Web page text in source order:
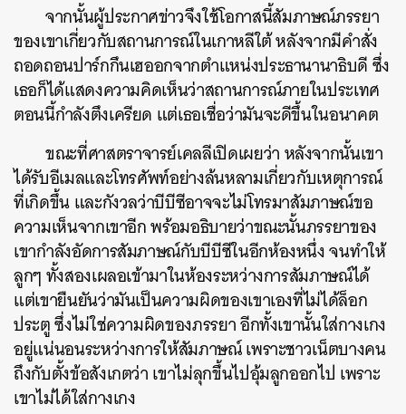
จากนั้นผู้ประกาศข่าวจึงใช้โอกาสนี้สัมภาษณ์ภรรยา
ของเขาเกี่ยวกับสถานการณ์ในเกาหลีใต้ หลังจากมีคำสั่ง
ถอดถอนปาร์กกึนเฮออกจากตำแหน่งประธานานาธิบดี ซึ่ง
เธอก็ได้แสดงความคิดเห็นว่าสถานการณ์ภายในประเทศ
ตอนนี้กำลังตึงเครียด แต่เธอเชื่อว่ามันจะดีขึ้นในอนาคต
ขณะที่ศาสตราจารย์เคลลีเปิดเผยว่า หลังจากนั้นเขา
ได้รับอีเมลและโทรศัพท์อย่างล้นหลามเกี่ยวกับเหตุการณ์
ที่เกิดขึ้น และกังวลว่าบีบีซีอาจจะไม่โทรมาสัมภาษณ์ขอ
ความเห็นจากเขาอีก พร้อมอธิบายว่าขณะนั้นภรรยาของ
เขากำลังอัดการสัมภาษณ์กับบีบีซีในอีกห้องหนึ่ง จนทำให้
ลูกๆ ทั้งสองเผลอเข้ามาในห้องระหว่างการสัมภาษณ์ได้
แต่เขายืนยันว่ามันเป็นความผิดของเขาเองที่ไม่ได้ล็อก
ประตู ซึ่งไม่ใช่ความผิดของภรรยา อีกทั้งเขานั้นใส่กางเกง
อยู่แน่นอนระหว่างการให้สัมภาษณ์ เพราะชาวเน็ตบางคน
ถึงกับตั้งข้อสังเกตว่า เขาไม่ลุกขึ้นไปอุ้มลูกออกไป เพราะ
เขาไม่ได้ใส่กางเกง